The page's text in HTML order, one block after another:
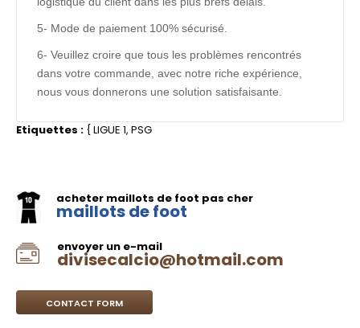
5- Mode de paiement 100% sécurisé.
6- Veuillez croire que tous les problèmes rencontrés
dans votre commande, avec notre riche expérience,
nous vous donnerons une solution satisfaisante.
Etiquettes : {LIGUE 1, PSG
acheter maillots de foot pas cher
maillots de foot
envoyer un e-mail
divisecalcio@hotmail.com
CONTACT FORM